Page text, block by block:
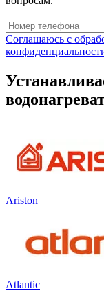
Соглашаюсь с
Ariston
Atlantic